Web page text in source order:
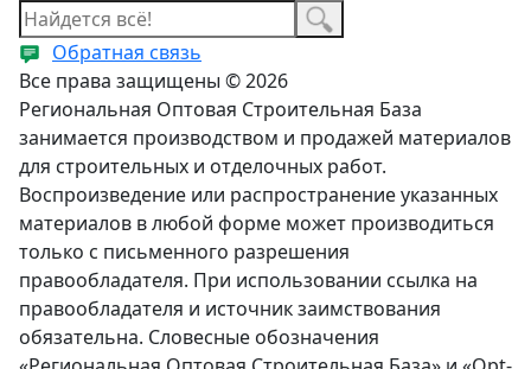
Обратная связь
Все права защищены © 2026
Региональная Оптовая Строительная База
занимается производством и продажей материалов
для строительных и отделочных работ.
Воспроизведение или распространение указанных
материалов в любой форме может производиться
только с письменного разрешения
правообладателя. При использовании ссылка на
правообладателя и источник заимствования
обязательна. Словесные обозначения